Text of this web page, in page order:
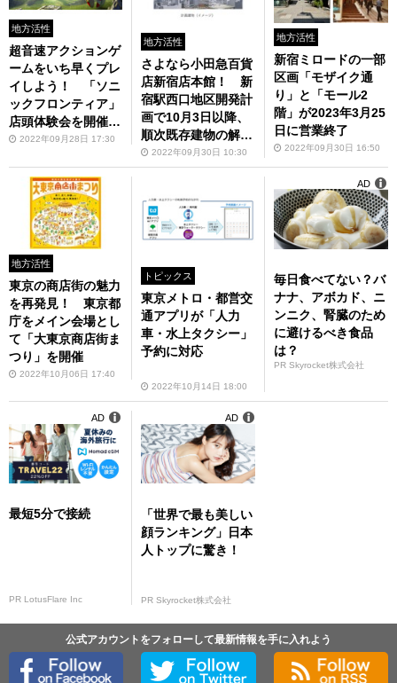
地方活性
超音速アクションゲ
ームをいち早くプレ
イしよう！ 「ソニ
ックフロンティア」
店頭体験会を開催決
定2022年09月28日 17:30
地方活性
さよなら小田急百貨
店新宿店本館！ 新
宿駅西口地区開発計
画で10月3日以降、
順次既存建物の解体
工事に着手
2022年09月30日 10:30
地方活性
新宿ミロードの一部
区画「モザイク通
り」と「モール2
階」が2023年3月25
日に営業終了
2022年09月30日 16:50
地方活性
東京の商店街の魅力
を再発見！ 東京都
庁をメイン会場とし
て「大東京商店街ま
つり」を開催
2022年10月06日 17:40
トピックス
東京メトロ・都営交
通アプリが「人力
車・水上タクシー」
予約に対応
2022年10月14日 18:00
毎日食べてない？バ
ナナ、アボカド、ニ
ンニク、腎臓のため
に避けるべき食品
は？
PR Skyrocket株式会社
AD
最短5分で接続
PR LotusFlare Inc
AD
「世界で最も美しい
顔ランキング」日本
人トップに驚き！
PR Skyrocket株式会社
AD
公式アカウントをフォローして最新情報を手に入れよう